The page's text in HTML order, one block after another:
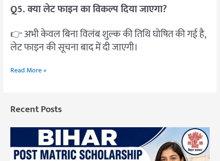
Q5. क्या लेट फाइन का विकल्प दिया जाएगा?
👉 अभी केवल बिना विलंब शुल्क की तिथि घोषित की गई है,
लेट फाइन की सूचना बाद में दी जाएगी।
Read More »
Recent Posts